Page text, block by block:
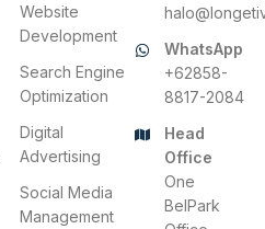
Website
Development
Search Engine
Optimization
Digital
Advertising
Social Media
Management
WhatsApp
+62858-
8817-2084
Head
Office
One
BelPark